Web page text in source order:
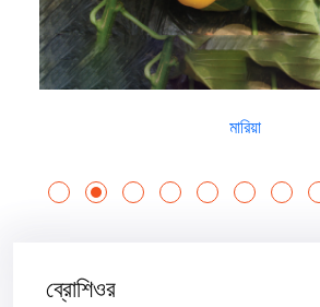
মারিয়া
ব্রোশিওর